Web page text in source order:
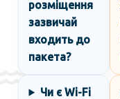
розміщення
зазвичай
входить до
пакета?
Чи є Wi-Fi